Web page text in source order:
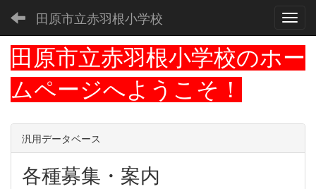
田原市立赤羽根小学校
田原市立赤羽根小学校のホー
ムページへようこそ！
汎用データベース
各種募集・案内